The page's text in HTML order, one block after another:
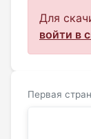
Для
войти в
Первая